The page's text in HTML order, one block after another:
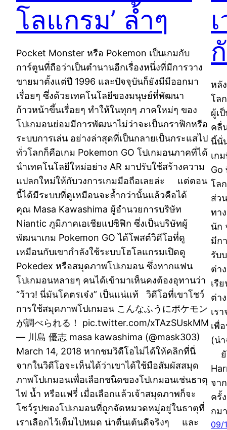
โลแกรม’ ล้ำๆ
Pocket Monster หรือ Pokemon เป็นเกมกับ
การ์ตูนที่ถือว่าเป็นตำนานอีกเรื่องหนึ่งที่มีการวาง
ขายมาตั้งแต่ปี 1996 และปัจจุบันก็ยังมีมีออกมา
เรื่อยๆ ซึ่งด้วยเทคโนโลยีของมนุษย์ที่พัฒนา
ก้าวหน้าขึ้นเรื่อยๆ ทำให้ในทุกๆ ภาคใหม่ๆ ของ
โปเกมอนย่อมมีการพัฒนาไม่ว่าจะเป็นกราฟิกหรือ
ระบบการเล่น อย่างล่าสุดที่เป็นกลายเป็นกระแสไป
ทั่วโลกก็คือเกม Pokemon GO โปเกมอนภาคที่ได้
นำเทคโนโลยีใหม่อย่าง AR มาปรับใช้สร้างความ
แปลกใหม่ให้กับวงการเกมมือถือเลยล่ะ แต่ตอน
นี้ได้มีระบบที่ดูเหมือนจะล้ำกว่านั้นแล้วคือได้
คุณ Masa Kawashima ผู้อำนวยการบริษัท
Niantic ภูมิภาคเอเชียแปซิฟิก ซึ่งเป็นบริษัทผู้
พัฒนาเกม Pokemon GO ได้โพสต์วิดีโอที่ดู
เหมือนกับเขากำลังใช้ระบบโฮโลแกรมเปิดดู
Pokedex หรือสมุดภาพโปเกมอน ซึ่งหากแฟน
โปเกมอนหลายๆ คนได้เข้ามาเห็นคงต้องอุทานว่า
“ว้าว! นี่มันโคตรเจ๋ง” เป็นแน่แท้ วิดีโอที่เขาโชว์
การใช้สมุดภาพโปเกมอน こんなふうにポケモン
が調べられる！ pic.twitter.com/xTAzSUskMM
— 川島 優志 masa kawashima (@mask303)
March 14, 2018 หากชมวิดีโอไม่ได้ให้คลิกที่นี่
จากในวิดีโอจะเห็นได้ว่าเขาได้ใช้มือสัมผัสสมุด
ภาพโปเกมอนเพื่อเลือกชนิดของโปเกมอนเช่นธาตุ
ไฟ น้ำ หรือแฟรี่ เมื่อเลือกแล้วเจ้าสมุดภาพก็จะ
โชว์รูปของโปเกมอนที่ถูกจัดหมวดหมู่อยู่ในธาตุที่
เราเลือกไว้เต็มไปหมด น่าตื่นเต้นดีจริงๆ และ
หลั
โล
ผู้เ
คลื่
นี้นั่
เก
Go
โล
ส่ว
ทา
นัก
มีก
รับ
ต่า
เรี
ต่า
เร
เพื่
(น่
ยั
จา
ครั้
กม
09/